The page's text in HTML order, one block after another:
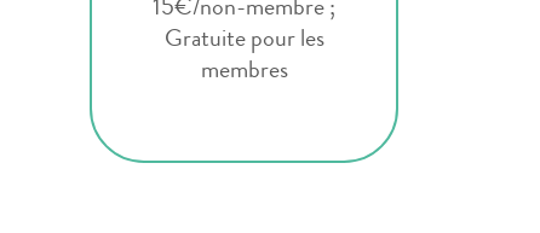
15€/non-membre ;
Gratuite pour les
membres